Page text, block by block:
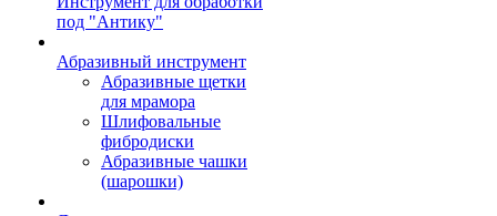
под "Антику"
Абразивный инструмент
Абразивные щетки
для мрамора
Шлифовальные
фибродиски
Абразивные чашки
(шарошки)